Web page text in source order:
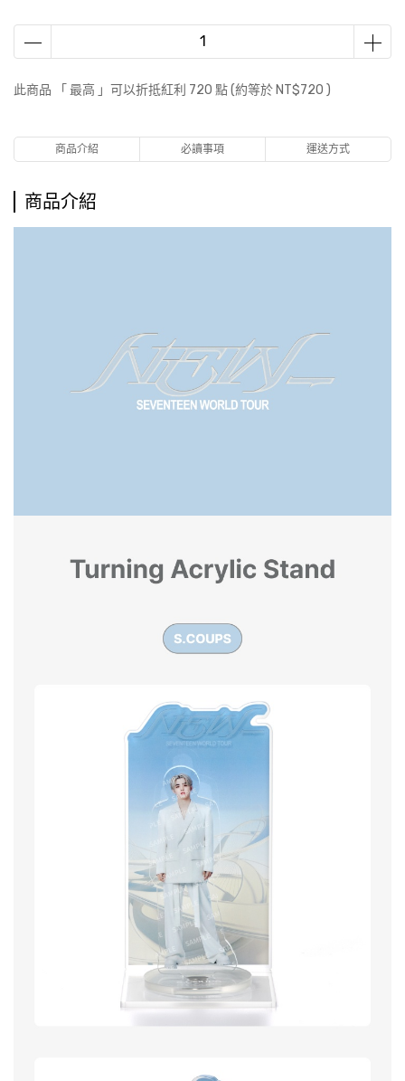
此商品 「 最高 」可以折抵紅利 720 點 (約等於 NT$720 )
商品介紹 必讀事項 運送方式
商品介紹